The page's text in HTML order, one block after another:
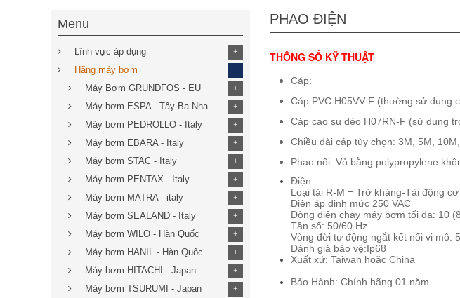
PHAO ĐIỆN
THÔNG SỐ KỸ THUẬT
Cáp:
Cáp PVC H05VV-F (thường sử dụng
Cáp cao su dẻo H07RN-F (sử dụng
Chiều dài cáp tùy chọn: 3M, 5M,
Phao nổi :Vỏ bằng polypropylene
Điện:
Loại tải R-M = Trở kháng-Tải động cơ
Điện áp định mức 250 VAC
Dòng điện chạy máy bơm tối đa: 10
Tần số: 50/60 Hz
Vòng đời tự động ngắt kết nối vi mô:
Đánh giá bảo vệ:Ip68
Xuất xứ: Taiwan hoặc China
Bảo Hành: Chính hãng 01 năm
Menu
Lĩnh vực áp dụng +
Hãng máy bơm
Máy Bơm GRUNDFOS - EU +
Máy bơm ESPA - Tây Ba Nha +
Máy bơm PEDROLLO - Italy +
Máy bơm EBARA - Italy +
Máy bơm STAC - Italy +
Máy bơm PENTAX - Italy +
Máy bơm MATRA - italy +
Máy bơm SEALAND - Italy +
Máy bơm WILO - Hàn Quốc +
Máy bơm HANIL - Hàn Quốc +
Máy bơm HITACHI - Japan +
Máy bơm TSURUMI - Japan +